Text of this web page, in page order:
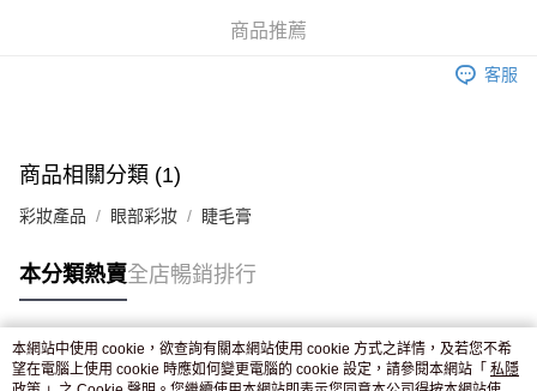
付款後門市自取，訂單確認後2-4個工作天到店，7天內取。逾期後
商品推薦
客服
商品相關分類 (1)
彩妝產品 眼部彩妝 睫毛膏
本分類熱賣全店暢銷排行
熱門標籤
本網站中使用 cookie，欲查詢有關本網站使用 cookie 方式之詳情，及若您不希
望在電腦上使用 cookie 時應如何變更電腦的 cookie 設定，請參閱本網站「 私隱